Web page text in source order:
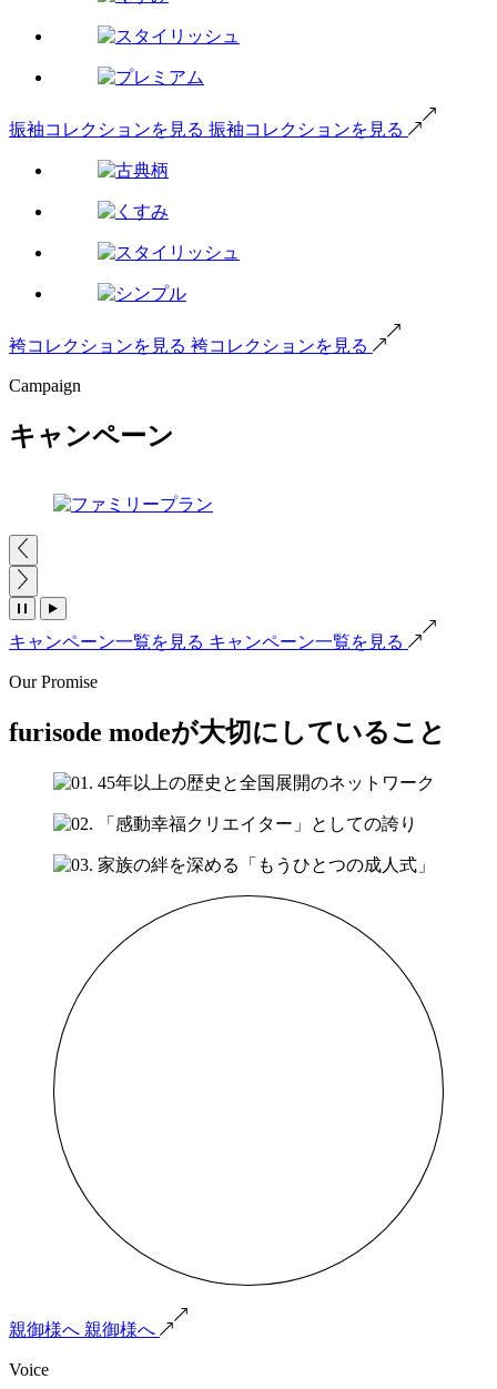
振袖コレクションを見る 振袖コレクションを見る
袴コレクションを見る 袴コレクションを見る
Campaign
キャンペーン
キャンペーン一覧を見る キャンペーン一覧を見る
Our Promise
furisode modeが大切にしていること
親御様へ 親御様へ
Voice